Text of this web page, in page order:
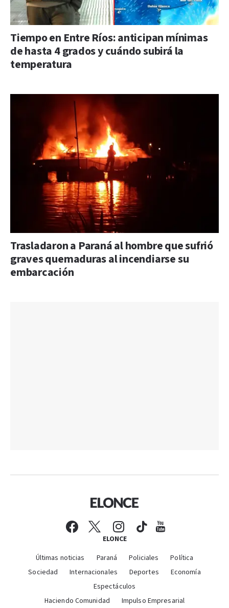
Tiempo en Entre Ríos: anticipan mínimas
de hasta 4 grados y cuándo subirá la
temperatura
Trasladaron a Paraná al hombre que sufrió
graves quemaduras al incendiarse su
embarcación
ELONCE
Últimas noticias Paraná Policiales
Política
Sociedad
Internacionales Deportes
Economía
Espectáculos
Haciendo Comunidad
Impulso Empresarial